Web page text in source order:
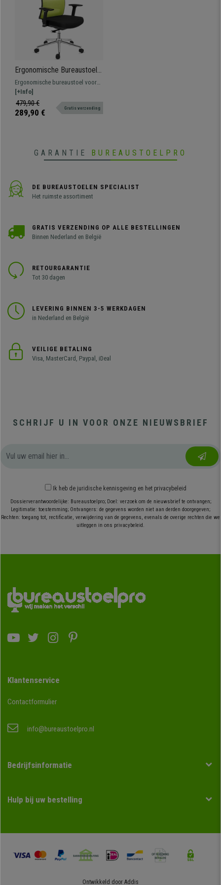
Ergonomische Bureaustoel
SANTOS, Professioneel
Gebruik 8 uur, Elegant
Ontwerp, Groen
Ergonomische bureaustoel voor
intensief professioneel gebruik.
Uitstekende kwaliteit, met
verchroomd aluminium elementen.
[+Info]
479,90 €
289,90 € Gratis verzending
GARANTIE BUREAUSTOELPRO
DE BUREAUSTOELEN SPECIALIST
Het ruimste assortiment
GRATIS VERZENDING OP ALLE BESTELLINGEN
Binnen Nederland en België
RETOURGARANTIE
Tot 30 dagen
LEVERING BINNEN 3-5 WERKDAGEN
in Nederland en België
VEILIGE BETALING
Visa, MasterCard, Paypal, iDeal
SCHRIJF U IN VOOR ONZE NIEUWSBRIEF
Ik heb de juridische kennisgeving en het privacybeleid
Dossierverantwoordelijke: Bureaustoelpro; Doel: verzoek om de nieuwsbrief te ontvangen;
Legitimatie: toestemming; Ontvangers: de gegevens worden niet aan derden doorgegeven;
Rechten: toegang tot, rectificatie, verwijdering van de gegevens, evenals de overige rechten die we
uitleggen in ons privacybeleid.
Klantenservice
Contactformulier
info@bureaustoelpro.nl
Bedrijfsinformatie
Hulp bij uw bestelling
Ontwikkeld door Addis